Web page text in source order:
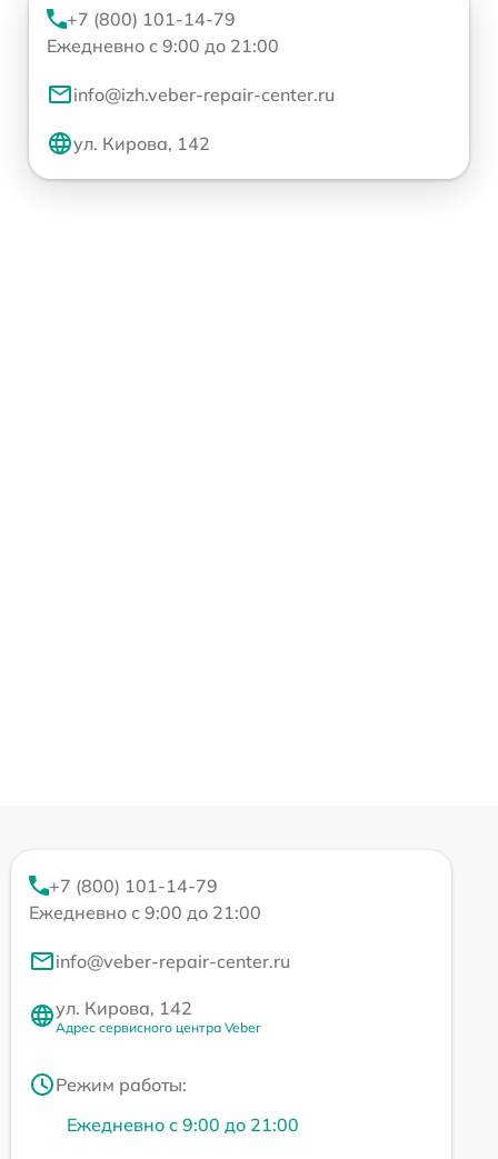
+7 (800) 101-14-79
Ежедневно с 9:00 до 21:00
info@izh.veber-repair-center.ru
ул. Кирова, 142
+7 (800) 101-14-79
Ежедневно с 9:00 до 21:00
info@veber-repair-center.ru
ул. Кирова, 142
Адрес сервисного центра Veber
Режим работы:
Ежедневно с 9:00 до 21:00